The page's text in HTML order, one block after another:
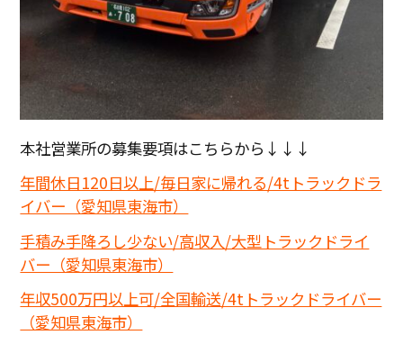
本社営業所の募集要項はこちらから↓↓↓
年間休日120日以上/毎日家に帰れる/4tトラックドラ
イバー（愛知県東海市）
手積み手降ろし少ない/高収入/大型トラックドライ
バー（愛知県東海市）
年収500万円以上可/全国輸送/4tトラックドライバー
（愛知県東海市）